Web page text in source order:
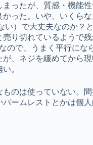
ったが、質感・機能性
った。いや、いくらな
い）で大丈夫なのか？
売り切れているようで
ので、うまく平行にな
が、ネジを緩めてから
。
のは使っていない。間
パームレストとかは個